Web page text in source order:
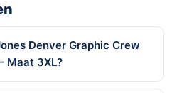
Denver Graphic Crew
Maat 3XL?